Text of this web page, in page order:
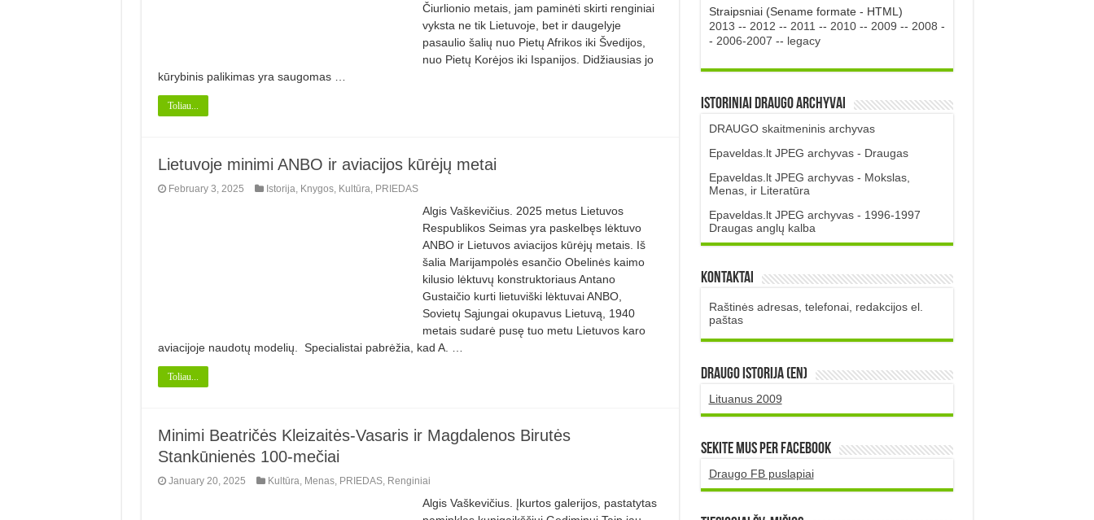
Čiurlionio metais, jam paminėti skirti renginiai
vyksta ne tik Lietuvoje, bet ir daugelyje
pasaulio šalių nuo Pietų Afrikos iki Švedijos,
nuo Pietų Korėjos iki Ispanijos. Didžiausias jo
kū­rybinis palikimas yra saugomas …
Toliau...
Lietuvoje minimi ANBO ir aviacijos kūrėjų metai
February 3, 2025 Istorija Knygos, Kultūra PRIEDAS
Algis Vaškevičius. 2025 metus Lietuvos
Respublikos Seimas yra paskelbęs lėktuvo
ANBO ir Lietuvos aviacijos kūrėjų metais. Iš
šalia Marijampolės esančio Obelinės kaimo
kilusio lėktuvų konstruktoriaus Antano
Gustaičio kurti lietuviški lėktuvai ANBO,
Sovietų Sąjungai okupavus Lietuvą, 1940
metais sudarė pusę tuo metu Lietuvos karo
aviacijoje naudotų modelių. Specialistai pabrėžia, kad A. …
Toliau...
Minimi Beatričės Kleizaitės-Vasaris ir Magdalenos Birutės
Stankūnienės 100-mečiai
January 20, 2025 Kultūra Menas, PRIEDAS, Renginiai
Algis Vaškevičius. Įkurtos galerijos, pastatytas
Straipsniai (Sename formate - HTML)
2013 -- 2012 -- 2011 -- 2010-- 2009 -- 2008 -
- 2006-2007 -- legacy
Istoriniai DRAUGO Archyvai
DRAUGO skaitmeninis archyvas
Epaveldas.lt JPEG archyvas - Draugas
Epaveldas.lt JPEG archyvas - Mokslas,
Menas, ir Literatūra
Epaveldas.lt JPEG archyvas - 1996-1997
Draugas anglų kalba
Kontaktai
Raštinės adresas, telefonai, redakcijos el.
paštas
DRAUGO istorija (EN)
Lituanus 2009
Sekite mus per Facebook
Draugo FB puslapiai